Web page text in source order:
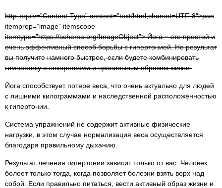
http-equiv=”Content-Type” content=”text/html;charset=UTF-8″>pan
itemprop=”image” itemscope
itemtype=”https://schema.org/ImageObject”> Йога − это простой и
очень эффективный способ борьбы с гипертонией. Но результат
вы получите намного быстрее, если будете комбинировать
гимнастику с лекарствами и правильным образом жизни.
Йога способствует потере веса, что очень актуально для людей
с лишними килограммами и наследственной расположенностью
к гипертонии.
Система упражнений не содержит активные физические
нагрузки, в этом случае нормализация веса осуществляется
благодаря правильному дыханию.
Результат лечения гипертонии зависит только от вас. Человек
болеет только тогда, когда позволяет болезни взять верх над
собой. Если правильно питаться, вести активный образ жизни и